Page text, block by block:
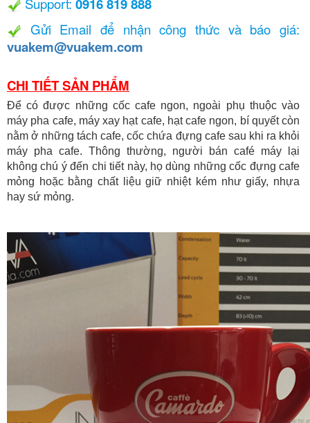
Gửi Email để nhận công thức và báo giá:
vuakem@vuakem.com
CHI TIẾT SẢN PHẨM
Để có được những cốc cafe ngon, ngoài phụ thuộc vào
máy pha cafe, máy xay hạt cafe, hạt cafe ngon, bí quyết còn
nằm ở những tách cafe, cốc chứa đựng cafe sau khi ra khỏi
máy pha cafe. Thông thường, người bán café máy lại
không chú ý đến chi tiết này, họ dùng những cốc đựng cafe
mỏng hoặc bằng chất liệu giữ nhiệt kém như giấy, nhựa
hay sứ mỏng.